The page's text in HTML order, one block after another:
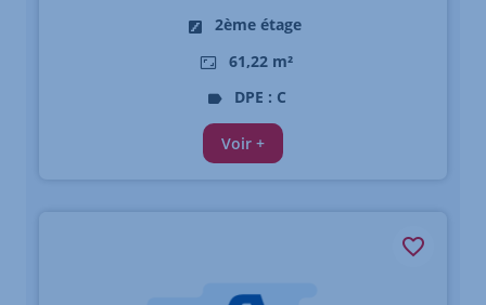
2ème étage
61,22 m²
DPE : C
Voir +